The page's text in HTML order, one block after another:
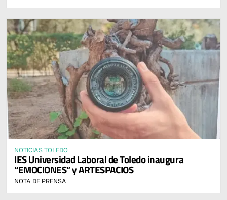
NOTICIAS TOLEDO
IES Universidad Laboral de Toledo inaugura
“EMOCIONES” y ARTESPACIOS
NOTA DE PRENSA